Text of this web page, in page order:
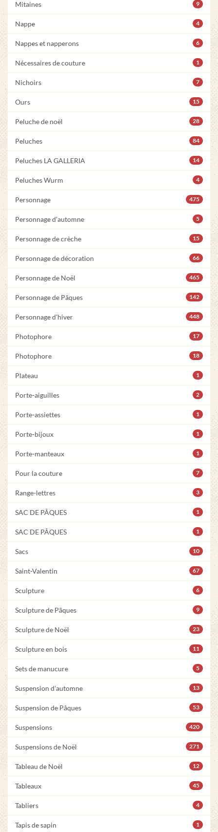
Mitaines 9
Nappe 4
Nappes et napperons 6
Nécessaires de couture 1
Nichoirs 7
Ours 15
Peluche de noël 28
Peluches 84
Peluches LA GALLERIA 14
Peluches Wurm 4
Personnage 475
Personnage d'automne 5
Personnage de crèche 15
Personnage de décoration 66
Personnage de Noël 465
Personnage de Pâques 142
Personnage d'hiver 448
Photophore 17
Photophore 18
Plateau 1
Porte-aiguilles 2
Porte-assiettes 1
Porte-bijoux 1
Porte-manteaux 1
Pour la couture 7
Range-lettres 3
SAC DE PÂQUES 1
SAC DE PÂQUES 1
Sacs 10
Saint-Valentin 67
Sculpture 6
Sculpture de Pâques 9
Sculpture de Noël 23
Sculpture en bois 11
Sets de manucure 5
Suspension d'automne 13
Suspension de Pâques 53
Suspensions 420
Suspensions de Noël 271
Tableau de Noël 12
Tableaux 45
Tabliers 4
Tapis de sapin 1